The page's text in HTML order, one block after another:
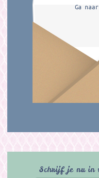
Ga
Schrijf je nu in